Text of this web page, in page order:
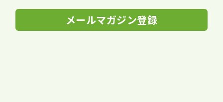
メールマガジン登録